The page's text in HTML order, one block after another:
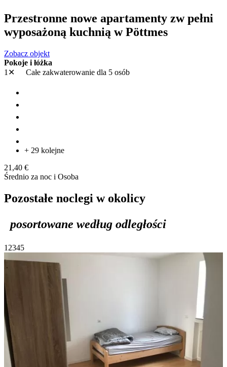
Przestronne nowe apartamenty zw pełni
wyposażoną kuchnią w Pöttmes
Zobacz objekt
Pokoje i łóżka
1✕
Całe zakwaterowanie dla 5 osób
+ 29 kolejne
21,40 €
Średnio za noc i Osoba
Pozostałe noclegi w okolicy
posortowane według odległości
1 2345